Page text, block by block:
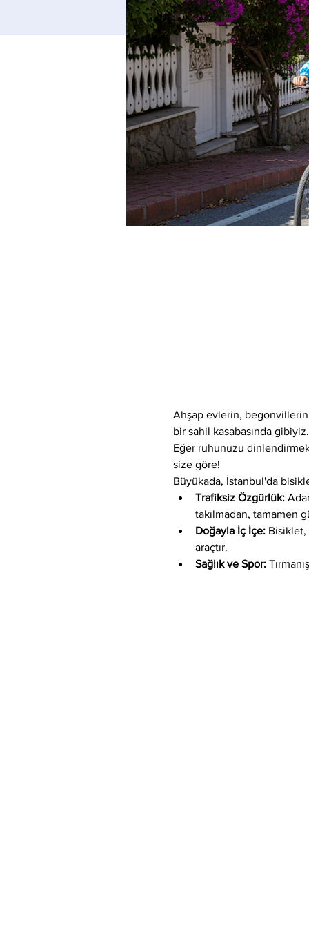
Ahşap evlerin,
bir sahil kasabasında gibiyiz.
Eğer ruhunuzu
size göre!
Büyükada, İstanbul'da
Trafiksiz Özgürlük:
takılmadan, tamamen
Doğayla İç İçe: Bisiklet,
araçtır.
Sağlık ve Spor: